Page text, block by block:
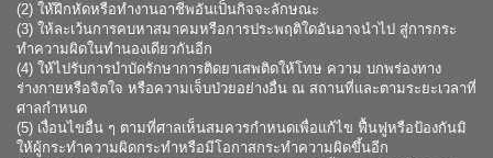
(2) ให้ฝึกหัดหรือทำงานอาชีพอันเป็นกิจจะลักษณะ
(3) ให้ละเว้นการคบหาสมาคมหรือการประพฤติใดอันอาจนำไป สู่การกระ
ทำความผิดในทำนองเดียวกันอีก
(4) ให้ไปรับการบำบัดรักษาการติดยาเสพติดให้โทษ ความ บกพร่องทาง
ร่างกายหรือจิตใจ หรือความเจ็บป่วยอย่างอื่น ณ สถานที่และตามระยะเวลาที่
ศาลกำหนด
(5) เงื่อนไขอื่น ๆ ตามที่ศาลเห็นสมควรกำหนดเพื่อแก้ไข ฟื้นฟูหรือป้องกันมิ
ให้ผู้กระทำความผิดกระทำหรือมีโอกาสกระทำความผิดขึ้นอีก